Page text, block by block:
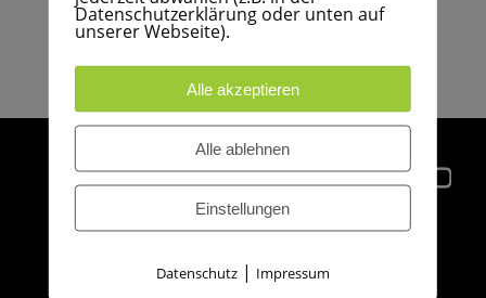
AGB
EINKAUFSBEDINGUNGEN
ANFAHRT
Jetzt anfragen
Nehmen Sie Kontakt auf
E-Mail:anfrage@gumo-gummiwerke.de
GUMO
Gummi-Formartikel
Datenschutzerklärung oder unten auf
unserer Webseite).
Alle akzeptieren
Alle ablehnen
Einstellungen
Datenschutz| Impressum